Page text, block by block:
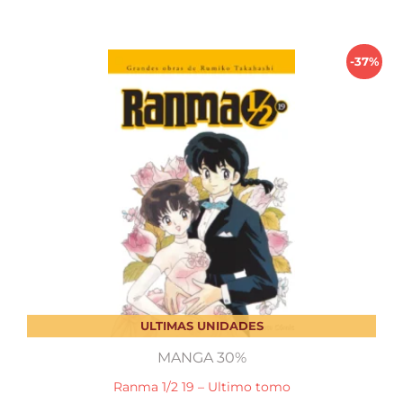
-37%
ULTIMAS UNIDADES
MANGA 30%
Ranma 1/2 19 – Ultimo tomo